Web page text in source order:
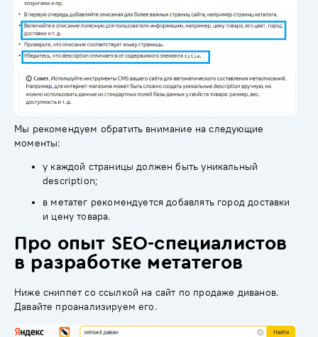
Мы рекомендуем обратить внимание на следующие
моменты:
у каждой страницы должен быть уникальный
description;
в метатег рекомендуется добавлять город доставки
и цену товара.
Про опыт SEO-специалистов
в разработке метатегов
Ниже сниппет со ссылкой на сайт по продаже диванов.
Давайте проанализируем его.